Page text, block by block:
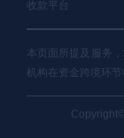
收款平台
本页面所提及服务
机构在资金跨境环